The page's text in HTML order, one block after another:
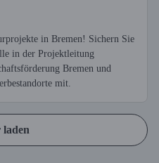
in Bremen! Sichern Sie
in der Projektleitung
Bremen und
mit.